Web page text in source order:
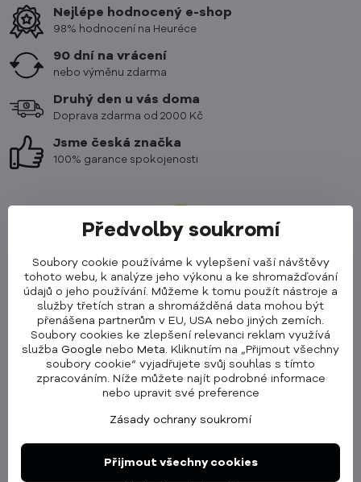
Nejlépe hodnocený e-shop
98% hodnocení na Heuréce
90 dní na vrácení
nebo výměnu zdarma
Druhý den u vás doma
Doprava zdarma od 2000 Kč
Jsme česká značka
100% garance spokojenosti
Celkové hodnocení
4,9 / 5
★★★★★
Renata - ověřená recenze
Cely nakup fungoval perfektne, rychle a zbozi je
Předvolby soukromí
Soubory cookie používáme k vylepšení vaší návštěvy
tohoto webu, k analýze jeho výkonu a ke shromažďování
údajů o jeho používání. Můžeme k tomu použít nástroje a
služby třetích stran a shromážděná data mohou být
přenášena partnerům v EU, USA nebo jiných zemích.
Soubory cookies ke zlepšení relevanci reklam využívá
služba Google nebo Meta . Kliknutím na „Přijmout všechny
soubory cookie“ vyjadřujete svůj souhlas s tímto
zpracováním. Níže můžete najít podrobné informace
nebo upravit své preference
Zásady ochrany soukromí
Přijmout všechny cookies